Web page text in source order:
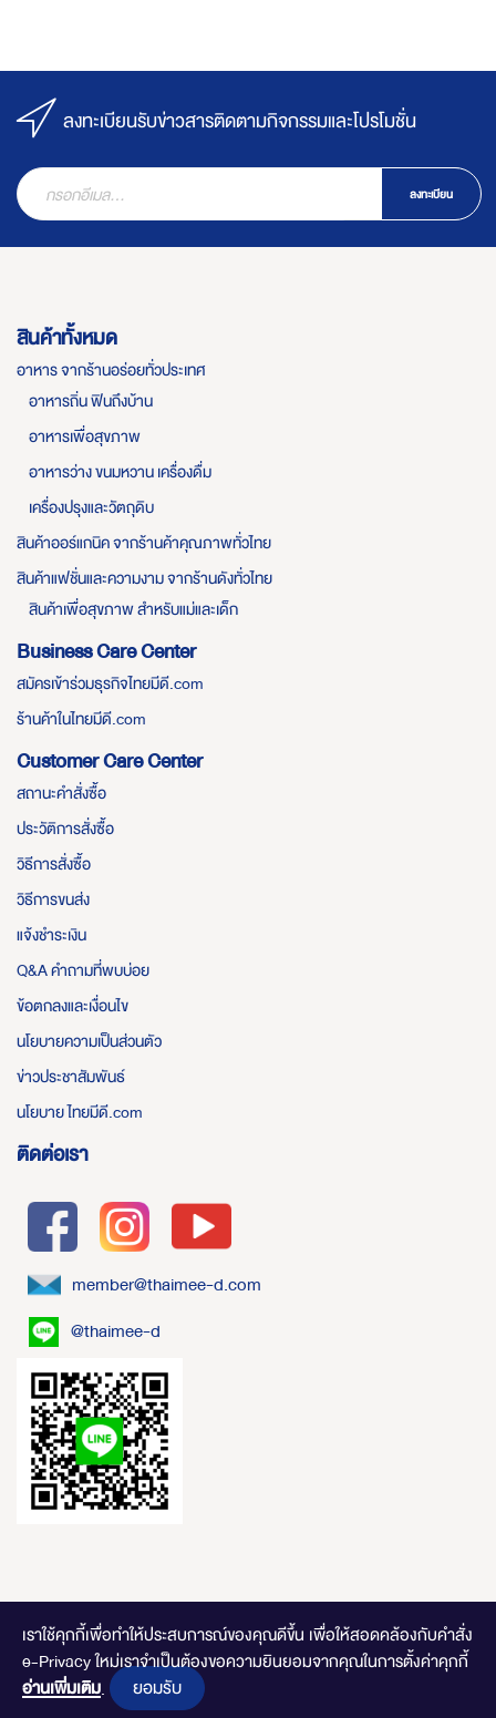
เราใช้คุกกี้เพื่อทำให้ประสบการณ์ของคุณดีขึ้น เพื่อให้สอดคล้องกับคำสั่ง
e-Privacy ใหม่เราจำเป็นต้องขอความยินยอมจากคุณในการตั้งค่าคุกกี้
อ่านเพิ่มเติม. ยอมรับ
ลงทะเบียนรับข่าวสารติดตามกิจกรรมและโปรโมชั่น
ลงทะเบียน
สินค้าทั้งหมด
อาหาร จากร้านอร่อยทั่วประเทศ
อาหารถิ่น ฟินถึงบ้าน
อาหารเพื่อสุขภาพ
อาหารว่าง ขนมหวาน เครื่องดื่ม
เครื่องปรุงและวัตถุดิบ
สินค้าออร์แกนิค จากร้านค้าคุณภาพทั่วไทย
สินค้าแฟชั่นและความงาม จากร้านดังทั่วไทย
สินค้าเพื่อสุขภาพ สำหรับแม่และเด็ก
Business Care Center
สมัครเข้าร่วมธุรกิจไทยมีดี.com
ร้านค้าในไทยมีดี.com
Customer Care Center
สถานะคำสั่งซื้อ
ประวัติการสั่งซื้อ
วิธีการสั่งซื้อ
วิธีการขนส่ง
แจ้งชำระเงิน
Q&A คำถามที่พบบ่อย
ข้อตกลงและเงื่อนไข
นโยบายความเป็นส่วนตัว
ข่าวประชาสัมพันธ์
นโยบาย ไทยมีดี.com
ติดต่อเรา
member@thaimee-d.com
@thaimee-d
ไทยมีดี.com © 2020 Online Store. All Rights Reserved. DESIGNED BYCLICK